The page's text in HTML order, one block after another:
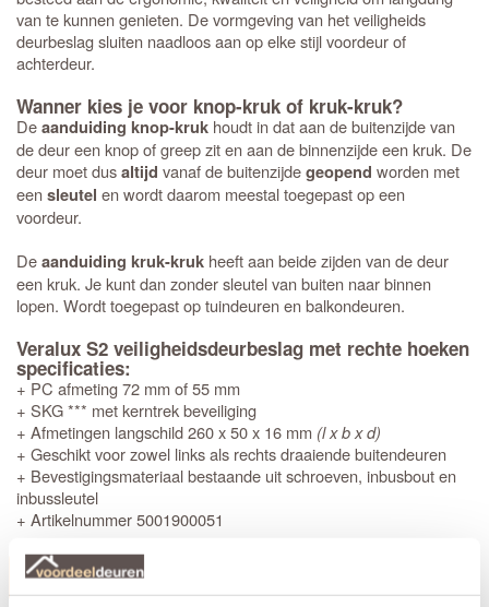
van te kunnen genieten. De vormgeving van het veiligheids
deurbeslag sluiten naadloos aan op elke stijl voordeur of
achterdeur.
Wanner kies je voor knop-kruk of kruk-kruk?
Deaanduiding knop-kruk houdt in dat aan de buitenzijde van
de deur een knop of greep zit en aan de binnenzijde een kruk. De
deur moet dusaltijd vanaf de buitenzijdegeopend worden met
eensleutel en wordt daarom meestal toegepast op een
voordeur.
Deaanduiding kruk-kruk heeft aan beide zijden van de deur
een kruk. Je kunt dan zonder sleutel van buiten naar binnen
lopen. Wordt toegepast op tuindeuren en balkondeuren.
Veralux S2 veiligheidsdeurbeslag met rechte hoeken
specificaties:
+ PC afmeting 72 mm of 55 mm
+ SKG *** met kerntrek beveiliging
+ Afmetingen langschild 260 x 50 x 16 mm (l x b x d)
+ Geschikt voor zowel links als rechts draaiende buitendeuren
+ Bevestigingsmateriaal bestaande uit schroeven, inbusbout en
inbussleutel
+ Artikelnummer 5001900051